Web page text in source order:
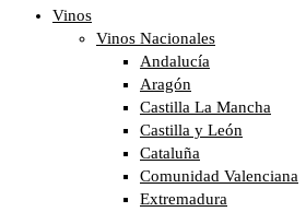
Vinos
Vinos Nacionales
Andalucía
Aragón
Castilla La Mancha
Castilla y León
Cataluña
Comunidad Valenciana
Extremadura